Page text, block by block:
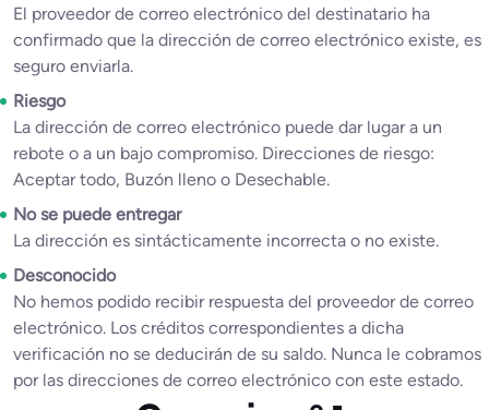
El proveedor de correo electrónico del destinatario ha
confirmado que la dirección de correo electrónico existe, es
seguro enviarla.
Riesgo
La dirección de correo electrónico puede dar lugar a un
rebote o a un bajo compromiso. Direcciones de riesgo:
Aceptar todo, Buzón lleno o Desechable.
No se puede entregar
La dirección es sintácticamente incorrecta o no existe.
Desconocido
No hemos podido recibir respuesta del proveedor de correo
electrónico. Los créditos correspondientes a dicha
verificación no se deducirán de su saldo. Nunca le cobramos
por las direcciones de correo electrónico con este estado.